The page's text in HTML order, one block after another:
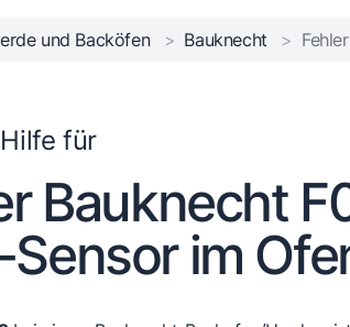
und Backöfen > Bauknecht >
für
Bauknecht
Sensor im